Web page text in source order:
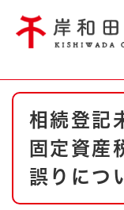
やさしい日本語
文字サイズ
防災・
ハザー
本
相続登記
固定資産
誤りにつ